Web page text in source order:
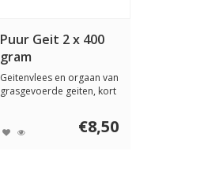
Puur Geit 2 x 400
gram
Geitenvlees en orgaan van
grasgevoerde geiten, kort
€8,50